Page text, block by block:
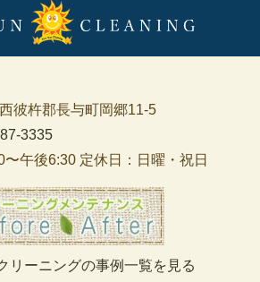
彼杵郡長与町岡郷11-5
3335
午後6:30 定休日：日曜・祝日
リーニングの事例一覧を見る